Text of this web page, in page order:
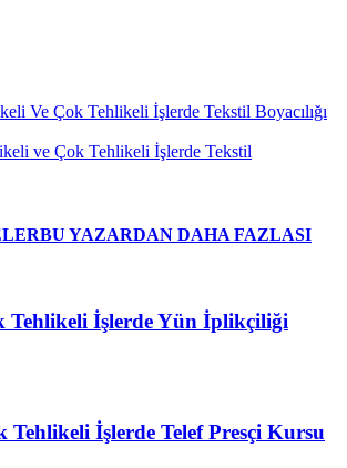
Ve Çok Tehlikeli İşlerde Tekstil Boyacılığı
ve Çok Tehlikeli İşlerde Tekstil
BU YAZARDAN DAHA FAZLASI
Tehlikeli İşlerde Yün İplikçiliği
Tehlikeli İşlerde Telef Presçi Kursu